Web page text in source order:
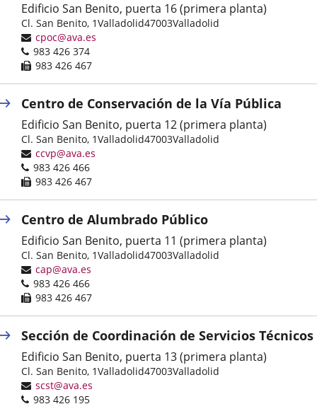
Edificio San Benito, puerta 16 (primera planta)
Postal
address
Cl. San Benito, 1Valladolid47003Valladolid
Email
cpoc@ava.es
Phones
983 426 374
Fax
983 426 467
Centro de Conservación de la Vía Pública
Edificio San Benito, puerta 12 (primera planta)
Postal
address
Cl. San Benito, 1Valladolid47003Valladolid
Email
ccvp@ava.es
Phones
983 426 466
Fax
983 426 467
Centro de Alumbrado Público
Edificio San Benito, puerta 11 (primera planta)
Postal
address
Cl. San Benito, 1Valladolid47003Valladolid
Email
cap@ava.es
Phones
983 426 466
Fax
983 426 467
Sección de Coordinación de Servicios Técnicos
Edificio San Benito, puerta 13 (primera planta)
Postal
address
Cl. San Benito, 1Valladolid47003Valladolid
Email
scst@ava.es
Phones
983 426 195